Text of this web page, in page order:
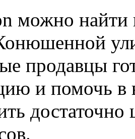
можно найти
продавцы
и помочь